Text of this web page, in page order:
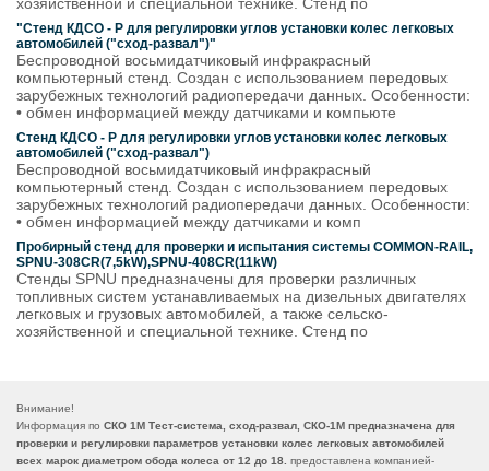
"Стенд КДСО - Р для регулировки углов установки колес легковых
автомобилей ("сход-развал")"
Беспроводной восьмидатчиковый инфракрасный
компьютерный стенд. Создан с использованием передовых
зарубежных технологий радиопередачи данных. Особенности:
• обмен информацией между датчиками и компьюте
Стенд КДСО - Р для регулировки углов установки колес легковых
автомобилей ("сход-развал")
Беспроводной восьмидатчиковый инфракрасный
компьютерный стенд. Создан с использованием передовых
зарубежных технологий радиопередачи данных. Особенности:
• обмен информацией между датчиками и комп
Пробирный стенд для проверки и испытания системы COMMON-RAIL,
SPNU-308СR(7,5kW),SPNU-408CR(11kW)
Стенды SPNU предназначены для проверки различных
топливных систем устанавливаемых на дизельных двигателях
легковых и грузовых автомобилей, а также сельско-
хозяйственной и специальной технике. Стенд по
Внимание!
Информация по СКО 1М Тест-система, сход-развал, СКО-1М предназначена для
проверки и регулировки параметров установки колес легковых автомобилей
всех марок диаметром обода колеса от 12 до 18. предоставлена компанией-